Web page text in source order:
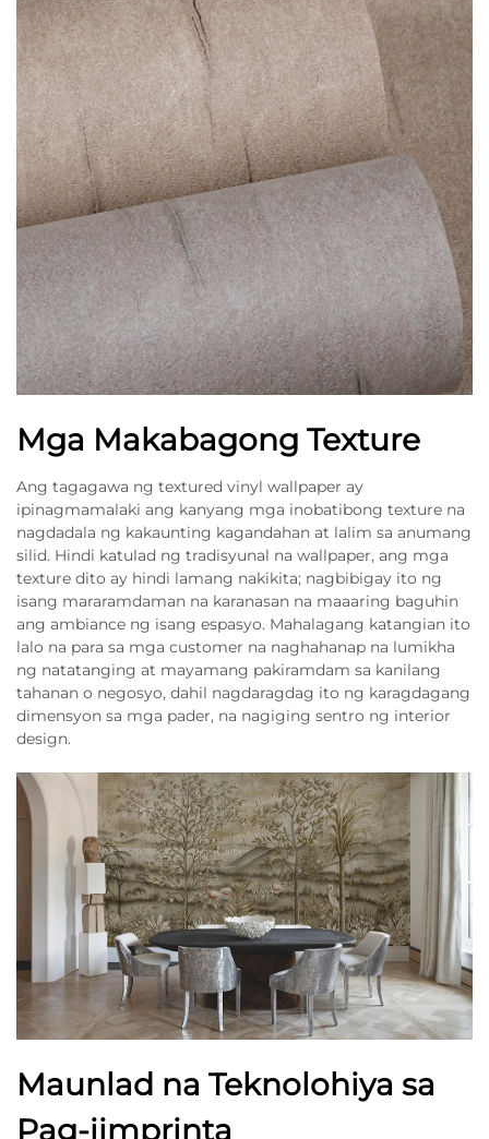
Mga Makabagong Texture
Ang tagagawa ng textured vinyl wallpaper ay
ipinagmamalaki ang kanyang mga inobatibong texture na
nagdadala ng kakaunting kagandahan at lalim sa anumang
silid. Hindi katulad ng tradisyunal na wallpaper, ang mga
texture dito ay hindi lamang nakikita; nagbibigay ito ng
isang mararamdaman na karanasan na maaaring baguhin
ang ambiance ng isang espasyo. Mahalagang katangian ito
lalo na para sa mga customer na naghahanap na lumikha
ng natatanging at mayamang pakiramdam sa kanilang
tahanan o negosyo, dahil nagdaragdag ito ng karagdagang
dimensyon sa mga pader, na nagiging sentro ng interior
design.
Maunlad na Teknolohiya sa
Pag-iimprinta